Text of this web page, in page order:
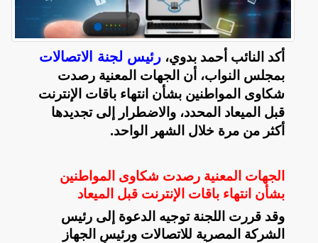
أكد النائب أحمد بدوي،رئيس لجنة الاتصالات
بمجلس النواب، أن الجهات المعنية رصدت
شكاوى المواطنين بشأن انتهاء باقات الإنترنت
قبل الميعاد المحدد، والاضطرار إلى تجديدها
أكثر من مرة خلال الشهر الواحد.
الجهات المعنية رصدت شكاوى المواطنين
بشأن انتهاء باقات الإنترنت قبل الميعاد
وقد قررت اللجنة توجيه الدعوة إلى رئيس
الشركة المصرية للاتصالات ورئيس الجهاز